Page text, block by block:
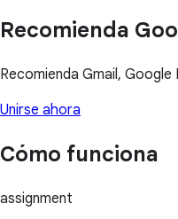
Recomienda
Recomienda Gmail,
Unirse ahora
Cómo funciona
assignment